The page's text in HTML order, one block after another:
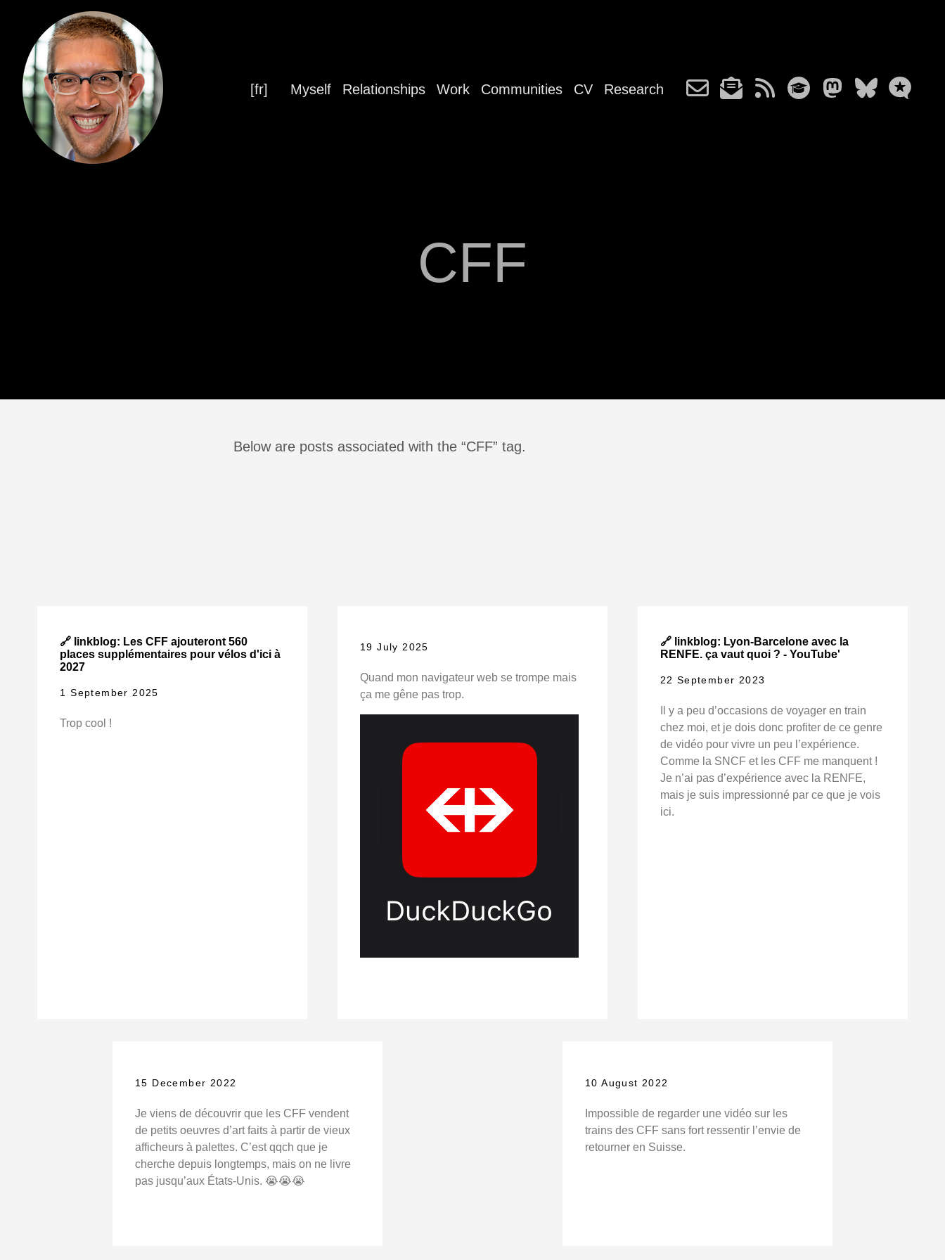
[fr] Myself Relationships Work Communities CV Research
CFF
Below are posts associated with the “CFF” tag.
🔗 linkblog: Les CFF ajouteront 560
places supplémentaires pour vélos d'ici à
2027
1 September 2025
Trop cool !
19 July 2025
Quand mon navigateur web se trompe mais
ça me gêne pas trop.
🔗 linkblog: Lyon-Barcelone avec la
RENFE. ça vaut quoi ? - YouTube'
22 September 2023
Il y a peu d’occasions de voyager en train
chez moi, et je dois donc profiter de ce genre
de vidéo pour vivre un peu l’expérience.
Comme la SNCF et les CFF me manquent !
Je n’ai pas d’expérience avec la RENFE,
mais je suis impressionné par ce que je vois
ici.
15 December 2022
Je viens de découvrir que les CFF vendent
de petits oeuvres d’art faits à partir de vieux
afficheurs à palettes. C’est qqch que je
cherche depuis longtemps, mais on ne livre
pas jusqu’aux États-Unis. 😭😭😭
10 August 2022
Impossible de regarder une vidéo sur les
trains des CFF sans fort ressentir l’envie de
retourner en Suisse.